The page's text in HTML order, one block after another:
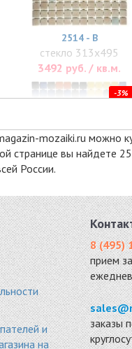
2514 - В
стекло 313x495
3492 руб. / кв.м.
-3%
25016 - D
стекло 313x495
4307 руб. / кв.м.
-3%
mozaiki.ru можно
странице вы найдете
России.
8 (495)
прием
заказы